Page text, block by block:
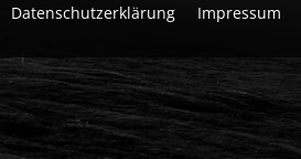
Datenschutzerklärung Impressum